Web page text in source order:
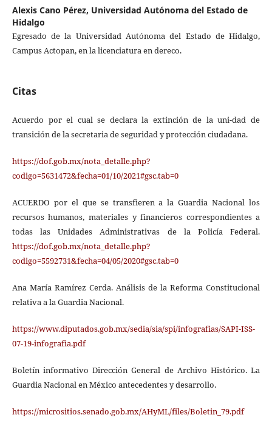
Alexis Cano Pérez, Universidad Autónoma del Estado de
Hidalgo
Egresado de la Universidad Autónoma del Estado de Hidalgo,
Campus Actopan, en la licenciatura en dereco.
Citas
Acuerdo por el cual se declara la extinción de la uni-dad de
transición de la secretaria de seguridad y protección ciudadana.
https://dof.gob.mx/nota_detalle.php?
codigo=5631472&fecha=01/10/2021#gsc.tab=0
ACUERDO por el que se transfieren a la Guardia Nacional los
recursos humanos, materiales y financieros correspondientes a
todas las Unidades Administrativas de la Policía Federal.
https://dof.gob.mx/nota_detalle.php?
codigo=5592731&fecha=04/05/2020#gsc.tab=0
Ana María Ramírez Cerda. Análisis de la Reforma Constitucional
relativa a la Guardia Nacional.
https://www.diputados.gob.mx/sedia/sia/spi/infografias/SAPI-ISS-
07-19-infografia.pdf
Boletín informativo Dirección General de Archivo Histórico. La
Guardia Nacional en México antecedentes y desarrollo.
https://micrositios.senado.gob.mx/AHyML/files/Boletin_79.pdf